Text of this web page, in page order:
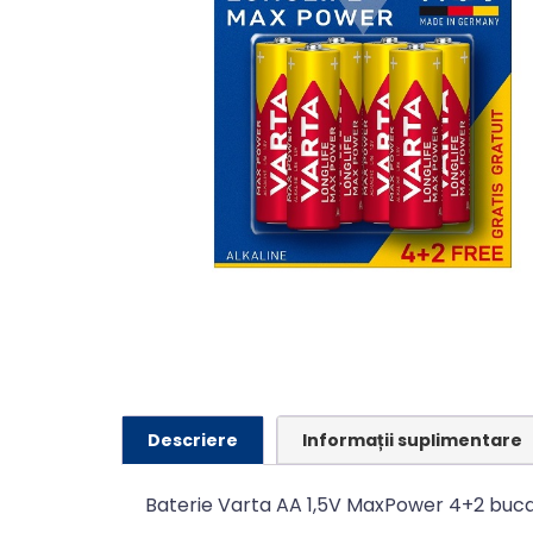
Descriere Informații suplimentare
Baterie Varta AA 1,5V MaxPower 4+2